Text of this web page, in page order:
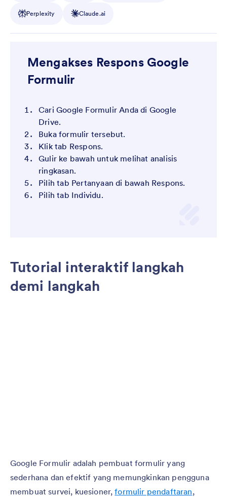
Perplexity Claude.ai
Mengakses Respons Google
Formulir
Cari Google Formulir Anda di Google
Drive.
Buka formulir tersebut.
Klik tab Respons.
Gulir ke bawah untuk melihat analisis
ringkasan.
Pilih tab Pertanyaan di bawah Respons.
Pilih tab Individu.
Tutorial interaktif langkah
demi langkah
Google Formulir adalah pembuat formulir yang
sederhana dan efektif yang memungkinkan pengguna
membuat survei, kuesioner,formulir pendaftaran,